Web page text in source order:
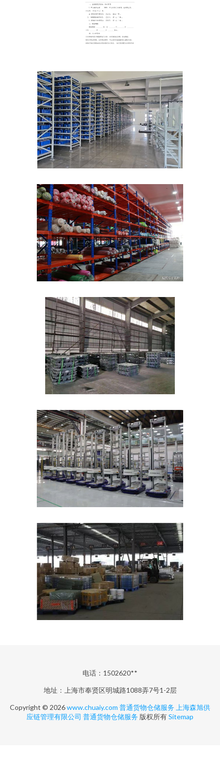
电话：1502620**
地址：上海市奉贤区明城路1088弄7号1-2层
Copyright © 2026www.chuaiy.com 普通货物仓储服务 上海森旭供
应链管理有限公司 普通货物仓储服务 版权所有Sitemap